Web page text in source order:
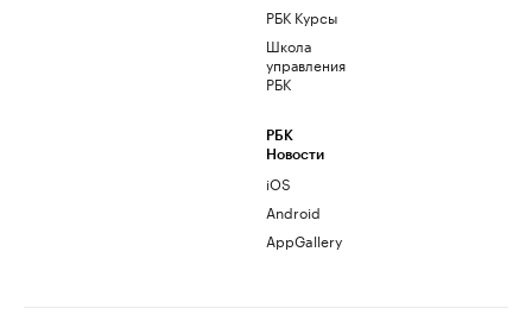
РБК Курсы
Школа
управления
РБК
РБК
Новости
iOS
Android
AppGallery